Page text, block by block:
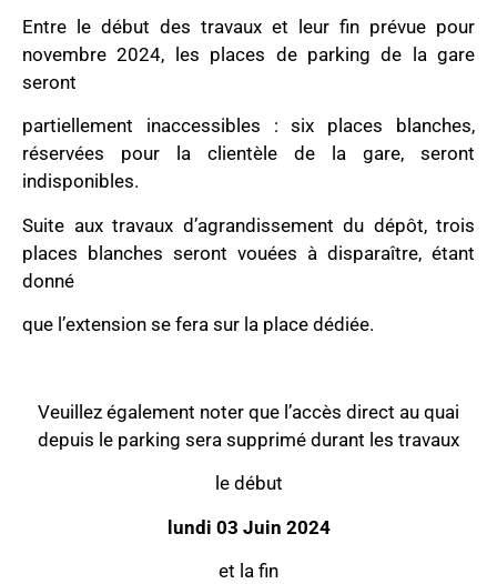
Entre le début des travaux et leur fin prévue pour
novembre 2024, les places de parking de la gare
seront
partiellement inaccessibles : six places blanches,
réservées pour la clientèle de la gare, seront
indisponibles.
Suite aux travaux d’agrandissement du dépôt, trois
places blanches seront vouées à disparaître, étant
donné
que l’extension se fera sur la place dédiée.
Veuillez également noter que l’accès direct au quai
depuis le parking sera supprimé durant les travaux
le début
lundi 03 Juin 2024
et la fin